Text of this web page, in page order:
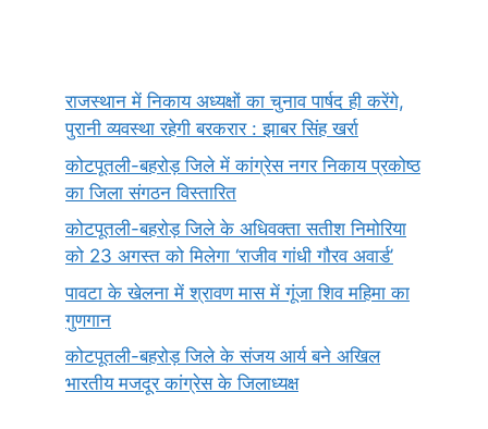
राजस्थान में निकाय अध्यक्षों का चुनाव पार्षद ही करेंगे,
पुरानी व्यवस्था रहेगी बरकरार : झाबर सिंह खर्रा
कोटपूतली-बहरोड़ जिले में कांग्रेस नगर निकाय प्रकोष्ठ
का जिला संगठन विस्तारित
कोटपूतली-बहरोड़ जिले के अधिवक्ता सतीश निमोरिया
को 23 अगस्त को मिलेगा ‘राजीव गांधी गौरव अवार्ड’
पावटा के खेलना में श्रावण मास में गूंजा शिव महिमा का
गुणगान
कोटपूतली-बहरोड़ जिले के संजय आर्य बने अखिल
भारतीय मजदूर कांग्रेस के जिलाध्यक्ष